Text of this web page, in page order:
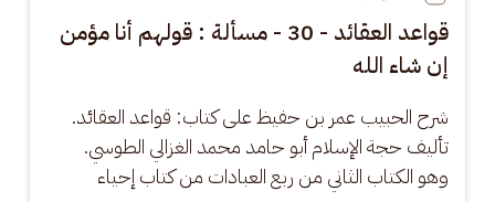
قواعد العقائد - 30 - مسألة : قولهم أنا مؤمن
إن شاء الله
شرح الحبيب عمر بن حفيظ على كتاب: قواعد العقائد.
تأليف حجة الإسلام أبو حامد محمد الغزالي الطوسي.
وهو الكتاب الثاني من ربع العبادات من كتاب إحياء